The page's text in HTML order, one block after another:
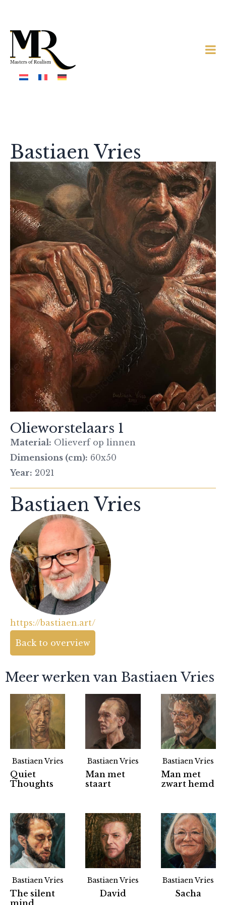
Bastiaen Vries
Olieworstelaars 1
Material: Olieverf op linnen
Dimensions (cm): 60x50
Year: 2021
Bastiaen Vries
https://bastiaen.art/
Back to overview
Meer werken van Bastiaen Vries
Bastiaen Vries
Quiet
Thoughts
Bastiaen Vries
Man met
staart
Bastiaen Vries
Man met
zwart hemd
Bastiaen Vries
The silent
Bastiaen Vries
David
Bastiaen Vries
Sacha